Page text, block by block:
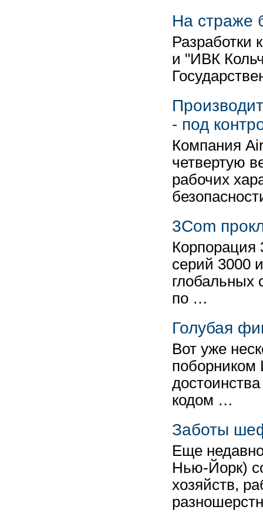
На страже
и "ИВК
- под
Компания
четвертую
рабочих
3Com
Корпорация
серий 3000
глобальных
по …
Голубая
Вот уже
поборником
кодом …
Заботы
Еще
Нью-Йорк)
хозяйств,